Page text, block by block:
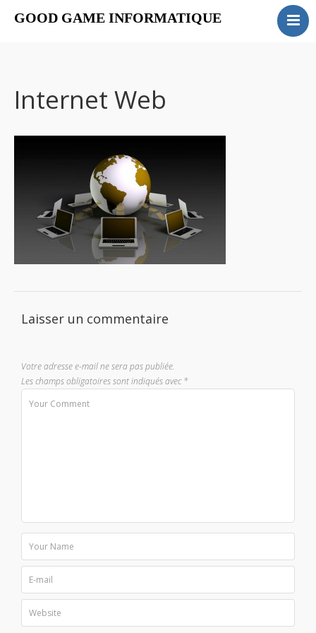
GOOD GAME INFORMATIQUE
MAINTENANCE
FORMATION
SERVICES
CONTACT
Actualités
Internet Web
Laisser un commentaire
Votre adresse e-mail ne sera pas publiée.
Les champs obligatoires sont indiqués avec*